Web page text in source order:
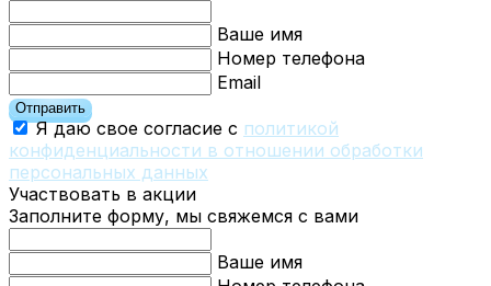
Ваше имя
Номер телефона
Email
Отправить
Я даю свое согласие с политикой
конфиденциальности в отношении обработки
персональных данных
Участвовать в акции
Заполните форму, мы свяжемся с вами
Ваше имя